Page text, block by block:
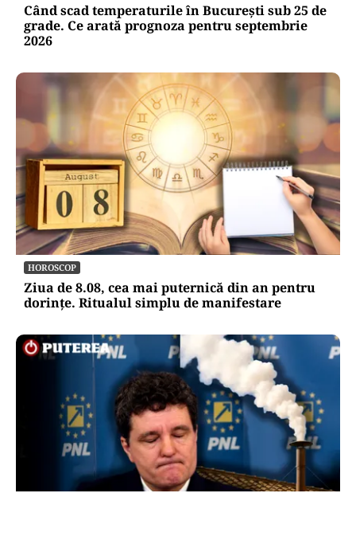
Când scad temperaturile în București sub 25 de
grade. Ce arată prognoza pentru septembrie
2026
HOROSCOP
Ziua de 8.08, cea mai puternică din an pentru
dorințe. Ritualul simplu de manifestare